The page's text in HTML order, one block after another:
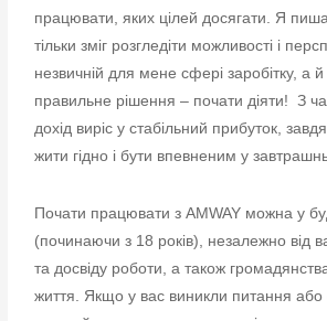
працювати, яких цілей досягати. Я
тільки зміг розгледіти можливості і
незвичній для мене сфері заробітку, а
правильне рішення – почати діяти! З
дохід виріс у стабільний прибуток,
жити гідно і бути впевненим у
Почати працювати з AMWAY можна у
(починаючи з 18 років), незалежно від
та досвіду роботи, а також
життя. Якщо у вас виникли питання або